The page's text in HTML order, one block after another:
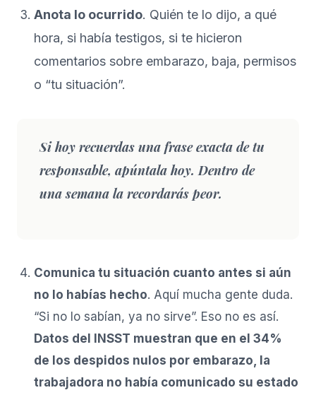
Anota lo ocurrido. Quién te lo dijo, a qué
hora, si había testigos, si te hicieron
comentarios sobre embarazo, baja, permisos
o “tu situación”.
Si hoy recuerdas una frase exacta de tu
responsable, apúntala hoy. Dentro de
una semana la recordarás peor.
Comunica tu situación cuanto antes si aún
no lo habías hecho. Aquí mucha gente duda.
“Si no lo sabían, ya no sirve”. Eso no es así.
Datos del INSST muestran que en el 34%
de los despidos nulos por embarazo, la
trabajadora no había comunicado su estado